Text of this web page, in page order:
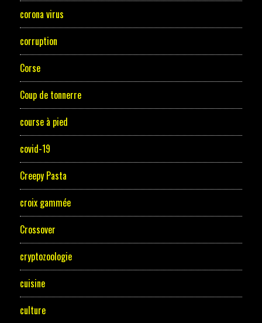
corona virus
corruption
Corse
Coup de tonnerre
course à pied
covid-19
Creepy Pasta
croix gammée
Crossover
cryptozoologie
cuisine
culture